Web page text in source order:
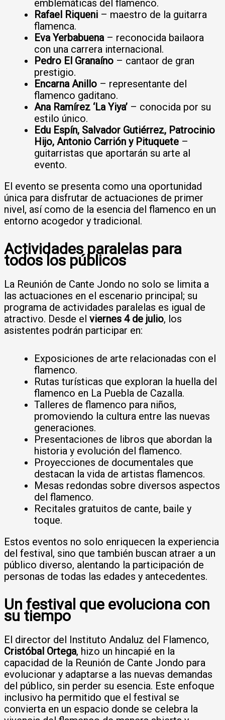
emblemáticas del flamenco.
Rafael Riqueni – maestro de la guitarra
flamenca.
Eva Yerbabuena – reconocida bailaora
con una carrera internacional.
Pedro El Granaíno – cantaor de gran
prestigio.
Encarna Anillo – representante del
flamenco gaditano.
Ana Ramírez ‘La Yiya’ – conocida por su
estilo único.
Edu Espín, Salvador Gutiérrez, Patrocinio
Hijo, Antonio Carrión y Pituquete –
guitarristas que aportarán su arte al
evento.
El evento se presenta como una oportunidad
única para disfrutar de actuaciones de primer
nivel, así como de la esencia del flamenco en un
entorno acogedor y tradicional.
Actividades paralelas para
todos los públicos
La Reunión de Cante Jondo no solo se limita a
las actuaciones en el escenario principal; su
programa de actividades paralelas es igual de
atractivo. Desde el viernes 4 de julio, los
asistentes podrán participar en:
Exposiciones de arte relacionadas con el
flamenco.
Rutas turísticas que exploran la huella del
flamenco en La Puebla de Cazalla.
Talleres de flamenco para niños,
promoviendo la cultura entre las nuevas
generaciones.
Presentaciones de libros que abordan la
historia y evolución del flamenco.
Proyecciones de documentales que
destacan la vida de artistas flamencos.
Mesas redondas sobre diversos aspectos
del flamenco.
Recitales gratuitos de cante, baile y
toque.
Estos eventos no solo enriquecen la experiencia
del festival, sino que también buscan atraer a un
público diverso, alentando la participación de
personas de todas las edades y antecedentes.
Un festival que evoluciona con
su tiempo
El director del Instituto Andaluz del Flamenco,
Cristóbal Ortega, hizo un hincapié en la
capacidad de la Reunión de Cante Jondo para
evolucionar y adaptarse a las nuevas demandas
del público, sin perder su esencia. Este enfoque
inclusivo ha permitido que el festival se
convierta en un espacio donde se celebra la